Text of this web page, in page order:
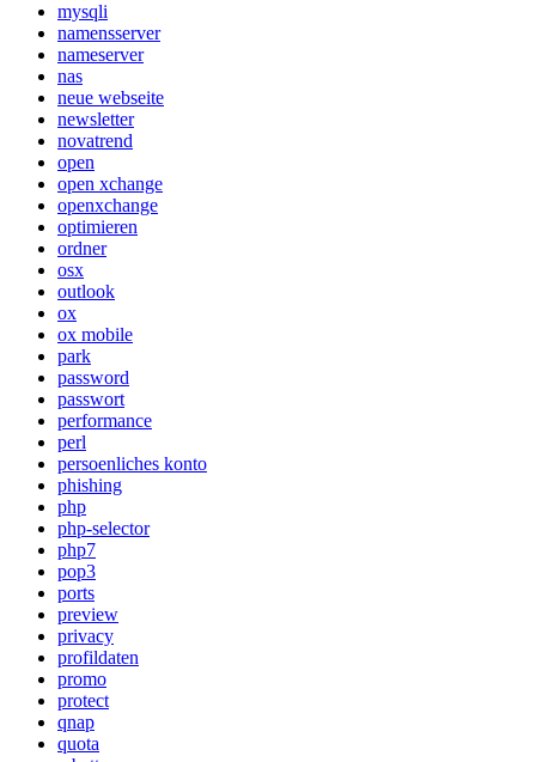
mysqli
namensserver
nameserver
nas
neue webseite
newsletter
novatrend
open
open xchange
openxchange
optimieren
ordner
osx
outlook
ox
ox mobile
park
password
passwort
performance
perl
persoenliches konto
phishing
php
php-selector
php7
pop3
ports
preview
privacy
profildaten
promo
protect
qnap
quota